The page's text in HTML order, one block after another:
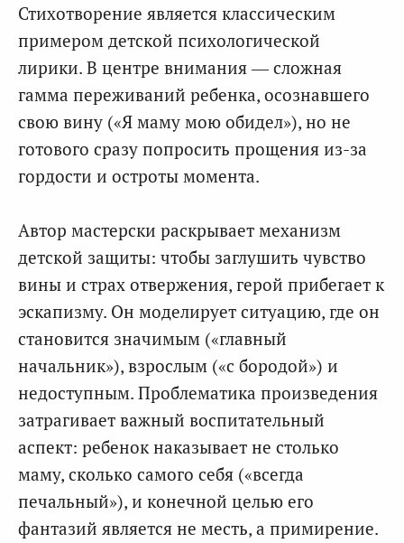
Стихотворение является классическим
примером детской психологической
лирики. В центре внимания — сложная
гамма переживаний ребенка, осознавшего
свою вину («Я маму мою обидел»), но не
готового сразу попросить прощения из-за
гордости и остроты момента.
Автор мастерски раскрывает механизм
детской защиты: чтобы заглушить чувство
вины и страх отвержения, герой прибегает к
эскапизму. Он моделирует ситуацию, где он
становится значимым («главный
начальник»), взрослым («с бородой») и
недоступным. Проблематика произведения
затрагивает важный воспитательный
аспект: ребенок наказывает не столько
маму, сколько самого себя («всегда
печальный»), и конечной целью его
фантазий является не месть, а примирение.